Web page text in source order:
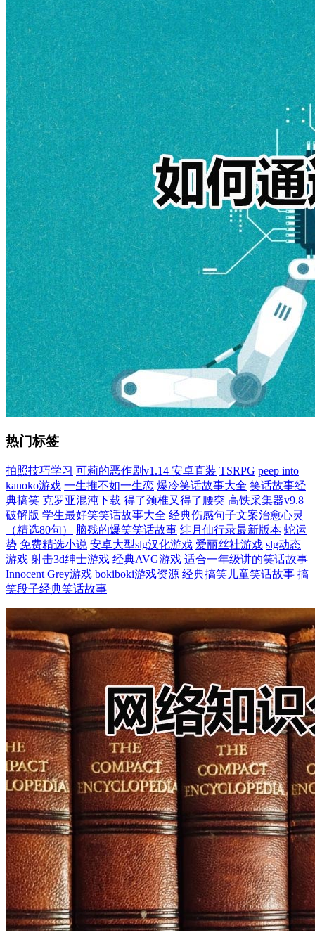
热门标签
拍照技巧学习 可莉的恶作剧v1.14 安卓直装 TSRPG peep into
kanoko游戏 一生推不如一生恋 爆冷笑话故事大全 笑话故事经
典搞笑 克罗亚混沌下载 得了颈椎又得了腰突 高铁采集器v9.8
破解版 学生最好笑笑话故事大全 经典伤感句子文案治愈心灵
（精选80句）
脑残的爆笑笑话故事 绯月仙行录最新版本 蛇运
势 免费精选小说 安卓大型slg汉化游戏 爱丽丝社游戏 slg动态
游戏 射击3d绅士游戏 经典AVG游戏 适合一年级讲的笑话故事
Innocent Grey游戏 bokiboki游戏资源 经典搞笑儿童笑话故事 搞
笑段子经典笑话故事